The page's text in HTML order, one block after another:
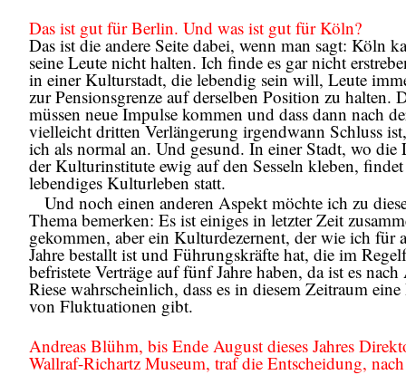
Das ist gut für Berlin. Und was ist gut für Köln?
Das ist die andere Seite dabei, wenn man sagt: Köln
seine Leute nicht halten. Ich finde es gar nicht
in einer Kulturstadt, die lebendig sein will, Leute
zur Pensionsgrenze auf derselben Position zu halten.
müssen neue Impulse kommen und dass dann nach
vielleicht dritten Verlängerung irgendwann Schluss
ich als normal an. Und gesund. In einer Stadt, wo die
der Kulturinstitute ewig auf den Sesseln kleben,
lebendiges Kulturleben statt.
Und noch einen anderen Aspekt möchte ich zu
Thema bemerken: Es ist einiges in letzter Zeit
gekommen, aber ein Kulturdezernent, der wie ich für
Jahre bestallt ist und Führungskräfte hat, die im
befristete Verträge auf fünf Jahre haben, da ist es nach
Riese wahrscheinlich, dass es in diesem Zeitraum eine
von Fluktuationen gibt.
Andreas Blühm, bis Ende August dieses Jahres
Wallraf-Richartz Museum, traf die Entscheidung, nach